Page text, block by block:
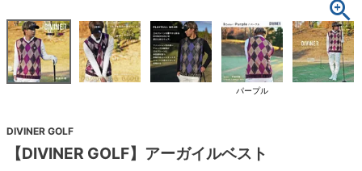
パープル
DIVINER GOLF
【DIVINER GOLF】アーガイルベスト